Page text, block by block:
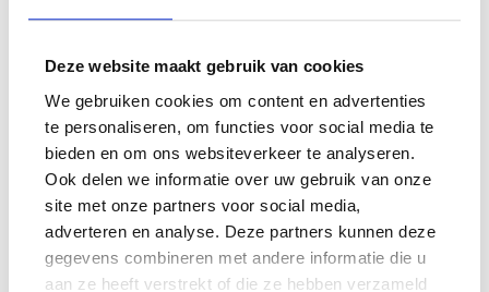
Deze website maakt gebruik van cookies
We gebruiken cookies om content en advertenties
te personaliseren, om functies voor social media te
bieden en om ons websiteverkeer te analyseren.
Ook delen we informatie over uw gebruik van onze
site met onze partners voor social media,
adverteren en analyse. Deze partners kunnen deze
gegevens combineren met andere informatie die u
aan ze heeft verstrekt of die ze hebben verzameld
Disney Minnie mouse
plush 20cm rode jurkje
Tuck reis-
activiteitenschaap
€17.99